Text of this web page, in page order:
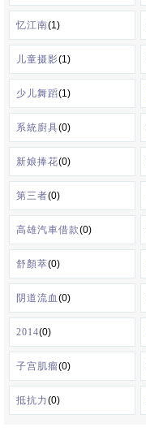
忆江南(1)
儿童摄影(1)
少儿舞蹈(1)
系統廚具(0)
新娘捧花(0)
第三者(0)
高雄汽車借款(0)
舒顏萃(0)
阴道流血 (0)
2014(0)
子宫肌瘤(0)
抵抗力(0)